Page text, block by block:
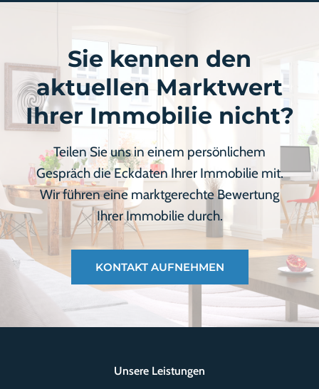
Sie kennen den
aktuellen Marktwert
Ihrer Immobilie nicht?
Teilen Sie uns in einem persönlichem
Gespräch die Eckdaten Ihrer Immobilie mit.
Wir führen eine marktgerechte Bewertung
Ihrer Immobilie durch.
KONTAKT AUFNEHMEN
Unsere Leistungen